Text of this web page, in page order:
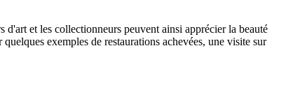
et les collectionneurs peuvent ainsi apprécier la beauté
exemples de restaurations achevées, une visite sur